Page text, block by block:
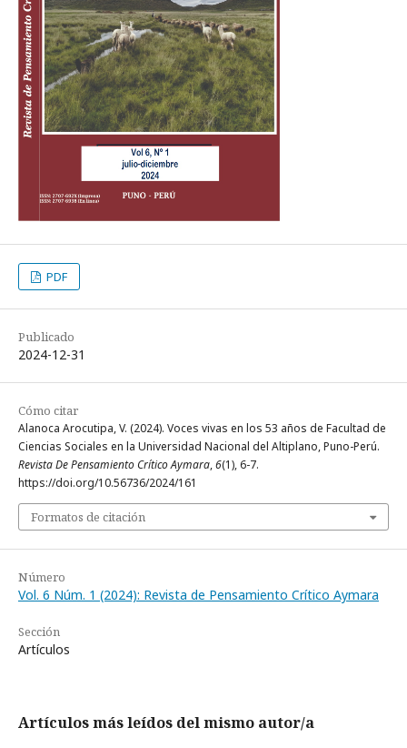
PDF
Publicado
2024-12-31
Cómo citar
Alanoca Arocutipa, V. (2024). Voces vivas en los 53 años de Facultad de
Ciencias Sociales en la Universidad Nacional del Altiplano, Puno-Perú.
Revista De Pensamiento Crítico Aymara,6(1), 6-7.
https://doi.org/10.56736/2024/161
Formatos de citación
Número
Vol. 6 Núm. 1 (2024): Revista de Pensamiento Crítico Aymara
Sección
Artículos
Artículos más leídos del mismo autor/a